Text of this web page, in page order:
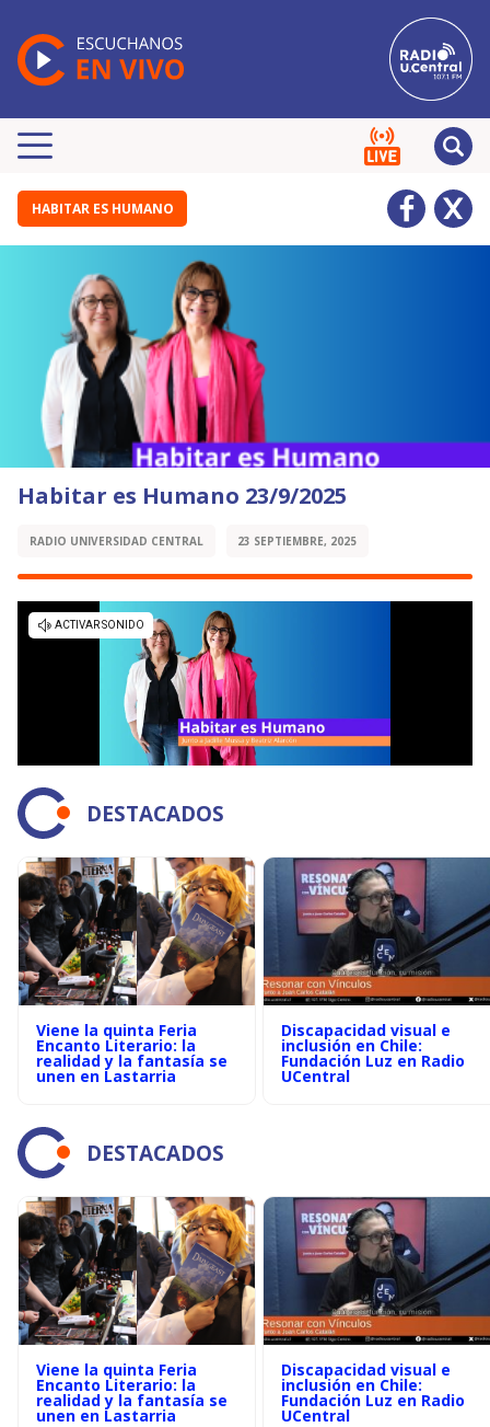
HABITAR ES HUMANO
Habitar es Humano 23/9/2025
RADIO UNIVERSIDAD CENTRAL 23 SEPTIEMBRE, 2025
DESTACADOS
Viene la quinta Feria
Encanto Literario: la
realidad y la fantasía se
unen en Lastarria
Discapacidad visual e
inclusión en Chile:
Fundación Luz en Radio
UCentral
DESTACADOS
Viene la quinta Feria
Encanto Literario: la
realidad y la fantasía se
unen en Lastarria
Discapacidad visual e
inclusión en Chile:
Fundación Luz en Radio
UCentral